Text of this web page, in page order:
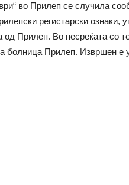
во Прилеп се случила
регистарски
Прилеп. Во несреќата со
болница Прилеп. Извршен